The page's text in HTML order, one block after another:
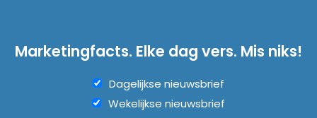
Marketingfacts. Elke dag vers. Mis niks!
Dagelijkse nieuwsbrief
Wekelijkse nieuwsbrief